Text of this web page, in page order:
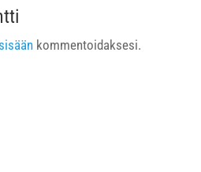
kommentoidaksesi.